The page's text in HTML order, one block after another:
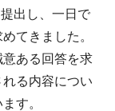
出し、一日で
てきました。
ある回答を求
る内容につい
す。